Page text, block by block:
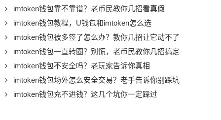
imtoken钱包靠不靠谱？老币民教你几招看真假
imtoken钱包教程，U钱包和imtoken怎么选
imtoken钱包被多签了怎么办？教你几招让它动不了
imtoken钱包一直转圈？别慌，老币民教你几招搞定
imtoken钱包不安全吗？老玩家告诉你真相
imtoken钱包场外怎么安全交易？老手告诉你别踩坑
imtoken钱包充不进钱？这几个坑你一定踩过